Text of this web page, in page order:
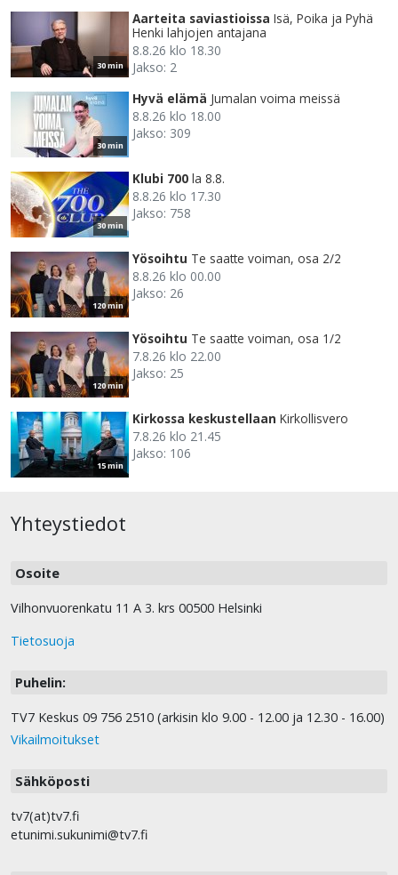
30 min
Aarteita saviastioissa Isä, Poika ja Pyhä
Henki lahjojen antajana
8.8.26 klo 18.30
Jakso: 2
30 min
Hyvä elämä Jumalan voima meissä
8.8.26 klo 18.00
Jakso: 309
30 min
Klubi 700 la 8.8.
8.8.26 klo 17.30
Jakso: 758
120 min
Yösoihtu Te saatte voiman, osa 2/2
8.8.26 klo 00.00
Jakso: 26
120 min
Yösoihtu Te saatte voiman, osa 1/2
7.8.26 klo 22.00
Jakso: 25
15 min
Kirkossa keskustellaan Kirkollisvero
7.8.26 klo 21.45
Jakso: 106
Yhteystiedot
Osoite
Vilhonvuorenkatu 11 A 3. krs 00500 Helsinki
Tietosuoja
Puhelin:
TV7 Keskus 09 756 2510 (arkisin klo 9.00 - 12.00 ja 12.30 - 16.00)
Vikailmoitukset
Sähköposti
tv7(at)tv7.fi
etunimi.sukunimi@tv7.fi